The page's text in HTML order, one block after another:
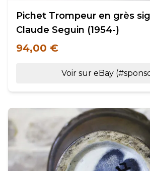
Pichet Trompeur en grès
Claude Seguin (1954-)
94,00 €
Voir sur eBay